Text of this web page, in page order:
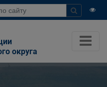
округа